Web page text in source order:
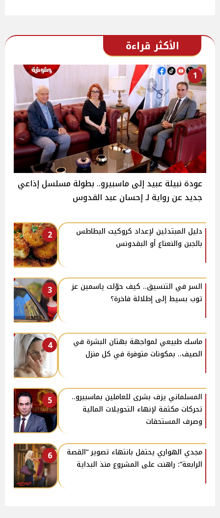
الأكثر قراءة
1
عودة نبيلة عبيد إلى ماسبيرو.. بطولة مسلسل إذاعي
جديد عن رواية لـ إحسان عبد القدوس
2
دليل المبتدئين لإعداد كروكيت البطاطس
بالجبن والنعناع أو البقدونس
3
السر في التنسيق.. كيف حوّلت ياسمين عز
توب بسيط إلى إطلالة فاخرة؟
4
ماسك طبيعي لمواجهة بهتان البشرة في
الصيف.. بمكونات متوفرة في كل منزل
5
المسلماني يزف بشرى للعاملين بماسبيرو..
تحركات مكثفة لإنهاء التحويلات المالية
وصرف المستحقات
6
مجدي الهواري يحتفل بانتهاء تصوير “القصة
الرابعة”: راهنت على المشروع منذ البداية